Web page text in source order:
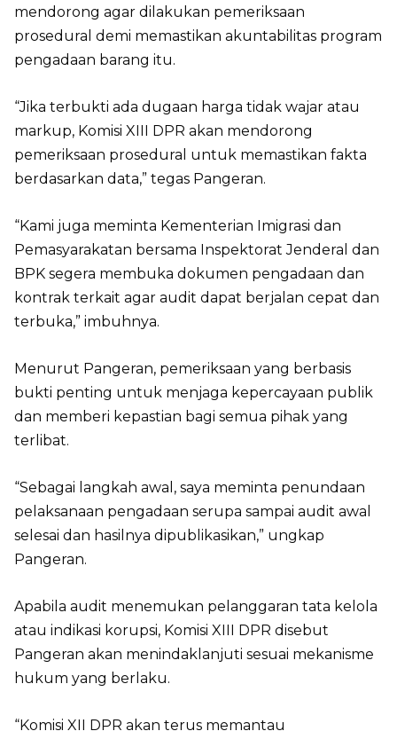
mendorong agar dilakukan pemeriksaan
prosedural demi memastikan akuntabilitas program
pengadaan barang itu.
“Jika terbukti ada dugaan harga tidak wajar atau
markup, Komisi XIII DPR akan mendorong
pemeriksaan prosedural untuk memastikan fakta
berdasarkan data,” tegas Pangeran.
“Kami juga meminta Kementerian Imigrasi dan
Pemasyarakatan bersama Inspektorat Jenderal dan
BPK segera membuka dokumen pengadaan dan
kontrak terkait agar audit dapat berjalan cepat dan
terbuka,” imbuhnya.
Menurut Pangeran, pemeriksaan yang berbasis
bukti penting untuk menjaga kepercayaan publik
dan memberi kepastian bagi semua pihak yang
terlibat.
“Sebagai langkah awal, saya meminta penundaan
pelaksanaan pengadaan serupa sampai audit awal
selesai dan hasilnya dipublikasikan,” ungkap
Pangeran.
Apabila audit menemukan pelanggaran tata kelola
atau indikasi korupsi, Komisi XIII DPR disebut
Pangeran akan menindaklanjuti sesuai mekanisme
hukum yang berlaku.
“Komisi XII DPR akan terus memantau